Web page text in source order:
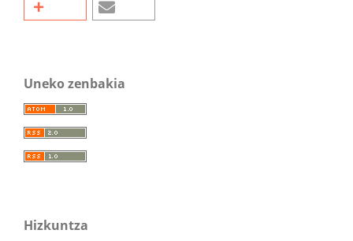
Uneko zenbakia
Hizkuntza